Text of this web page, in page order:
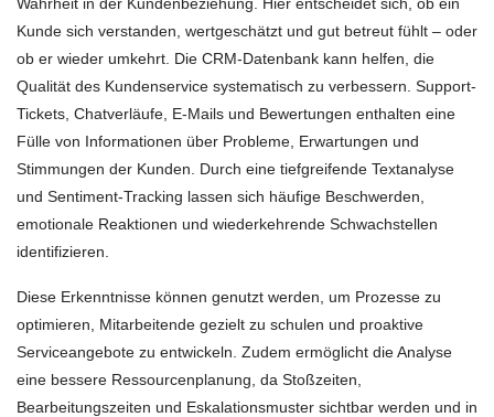
Kunde sich verstanden, wertgeschätzt und gut betreut fühlt – oder
ob er wieder umkehrt. Die CRM-Datenbank kann helfen, die
Qualität des Kundenservice systematisch zu verbessern. Support-
Tickets, Chatverläufe, E-Mails und Bewertungen enthalten eine
Fülle von Informationen über Probleme, Erwartungen und
Stimmungen der Kunden. Durch eine tiefgreifende Textanalyse
und Sentiment-Tracking lassen sich häufige Beschwerden,
emotionale Reaktionen und wiederkehrende Schwachstellen
identifizieren.
Diese Erkenntnisse können genutzt werden, um Prozesse zu
optimieren, Mitarbeitende gezielt zu schulen und proaktive
Serviceangebote zu entwickeln. Zudem ermöglicht die Analyse
eine bessere Ressourcenplanung, da Stoßzeiten,
Bearbeitungszeiten und Eskalationsmuster sichtbar werden und in